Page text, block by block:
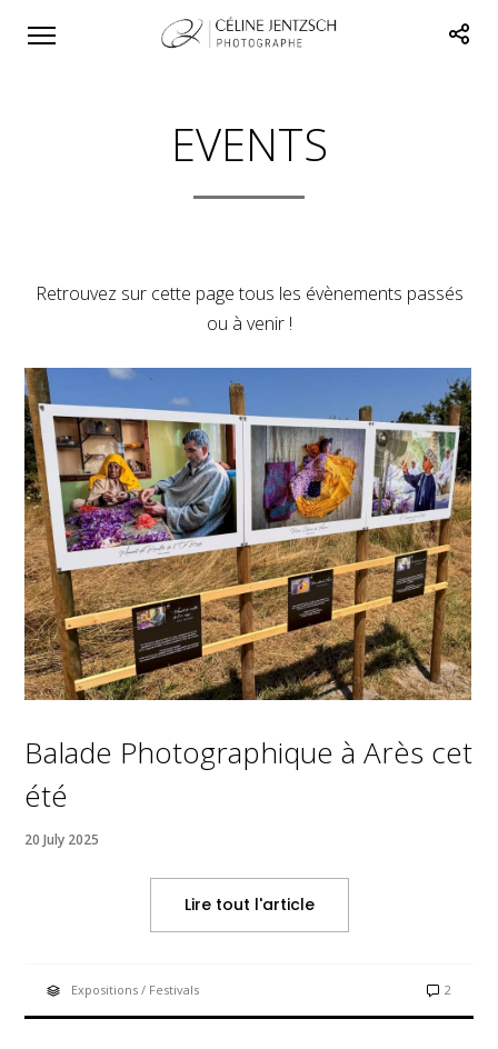
EVENTS
Retrouvez sur cette page tous les évènements passés
ou à venir !
Balade Photographique à Arès cet
été
20 July 2025
Lire tout l'article
Expositions / Festivals 2